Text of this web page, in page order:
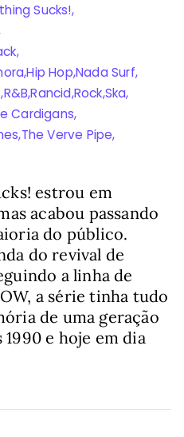
Sucks!,
,
,Hip Hop,Nada Surf,
,R&B,Rancid,Rock,Ska,
Cardigans,
,The Verve Pipe,
estrou em
acabou passando
do público.
do revival de
a linha de
a série tinha tudo
de uma geração
e hoje em dia